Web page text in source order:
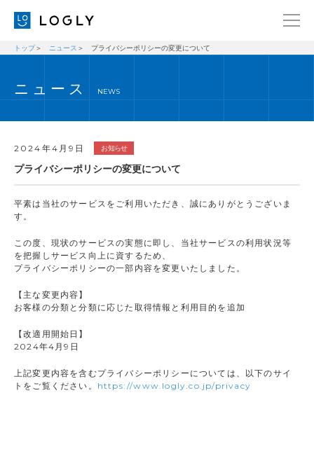
経営理念
ブログ
事業内容
採用情報
IR
お問い合わせ
トップ ニュース プライバシーポリシーの変更について
ニュース NEWS
2024年4月9日 お知らせ
プライバシーポリシーの変更について
平素は当社のサービスをご利用いただき、誠にありがとうございま
す。
この度、現状のサービスの実態に即し、当社サービスの利用状況等
を把握しサービス向上に資するため、
プライバシーポリシーの一部内容を変更いたしました。
【主な変更内容】
お客様の分類と分類に応じた取得情報と利用目的を追加
【改適用開始日】
2024年4月9日
上記変更内容を含むプライバシーポリシーについては、以下のサイ
トをご覧ください。 https://www.logly.co.jp/privacy